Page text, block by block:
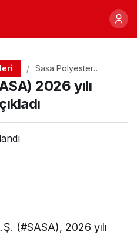
Sasa Polyester
temettü kararını
açıkladı
2026 yılı
(#SASA), 2026 yılı
Paylaş